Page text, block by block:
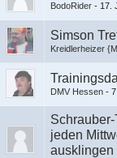
BodoRider - 17.
Simson
Kreidlerheizer
DMV Hessen -
jeden
ausklingen